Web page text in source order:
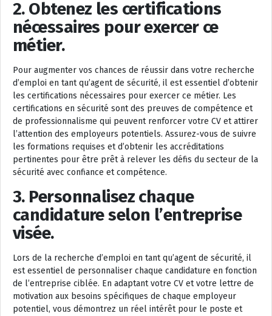
2. Obtenez les certifications
nécessaires pour exercer ce
métier.
Pour augmenter vos chances de réussir dans votre recherche
d’emploi en tant qu’agent de sécurité, il est essentiel d’obtenir
les certifications nécessaires pour exercer ce métier. Les
certifications en sécurité sont des preuves de compétence et
de professionnalisme qui peuvent renforcer votre CV et attirer
l’attention des employeurs potentiels. Assurez-vous de suivre
les formations requises et d’obtenir les accréditations
pertinentes pour être prêt à relever les défis du secteur de la
sécurité avec confiance et compétence.
3. Personnalisez chaque
candidature selon l’entreprise
visée.
Lors de la recherche d’emploi en tant qu’agent de sécurité, il
est essentiel de personnaliser chaque candidature en fonction
de l’entreprise ciblée. En adaptant votre CV et votre lettre de
motivation aux besoins spécifiques de chaque employeur
potentiel, vous démontrez un réel intérêt pour le poste et